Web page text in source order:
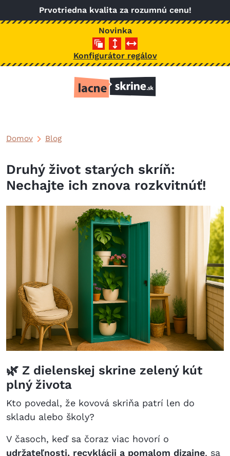
Skočiť na hlavný obsah
Prvotriedna kvalita za rozumnú cenu!
Novinka
Konfigurátor regálov
Domov Blog
Druhý život starých skríň:
Nechajte ich znova rozkvitnúť!
🌿 Z dielenskej skrine zelený kút
plný života
Kto povedal, že kovová skriňa patrí len do
skladu alebo školy?
V časoch, keď sa čoraz viac hovorí o
udržateľnosti, recyklácii a pomalom dizajne, sa